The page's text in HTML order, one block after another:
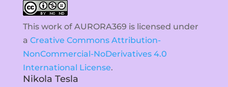
This work of AURORA369 is licensed under
a Creative Commons Attribution-
NonCommercial-NoDerivatives 4.0
International License.
Nikola Tesla